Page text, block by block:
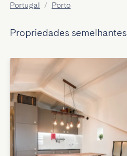
Portugal / Porto
Propriedades semelhantes